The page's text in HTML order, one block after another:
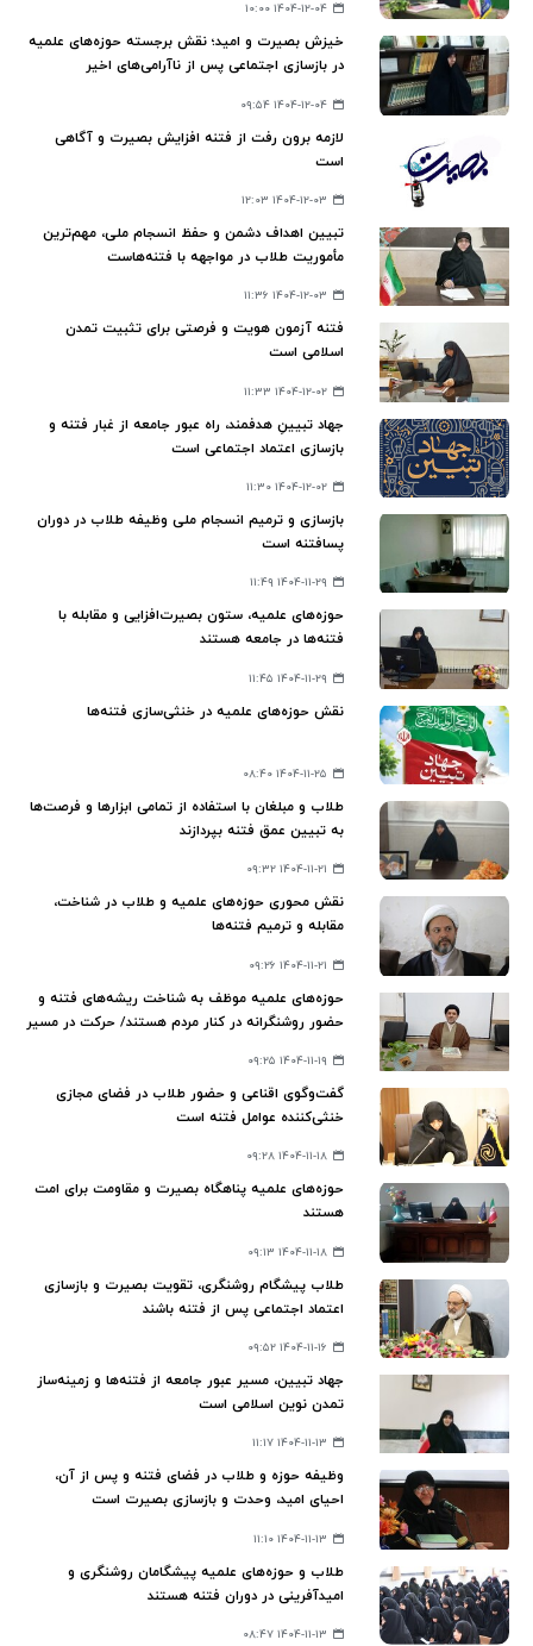
۱۴۰۴-۱۲-۰۴ ۱۰:۰۰
خیزش بصیرت و امید؛ نقش برجسته حوزه‌های علمیه
در بازسازی اجتماعی پس از ناآرامی‌های اخیر
۱۴۰۴-۱۲-۰۴ ۰۹:۵۴
لازمه برون رفت از فتنه افزایش بصیرت و آگاهی
است
۱۴۰۴-۱۲-۰۳ ۱۲:۰۳
تبیین اهداف دشمن و حفظ انسجام ملی، مهم‌ترین
مأموریت طلاب در مواجهه با فتنه‌هاست
۱۴۰۴-۱۲-۰۳ ۱۱:۳۶
فتنه آزمون هویت و فرصتی برای تثبیت تمدن
اسلامی است
۱۴۰۴-۱۲-۰۲ ۱۱:۳۳
جهاد تبیینِ هدفمند، راه عبور جامعه از غبار فتنه و
بازسازی اعتماد اجتماعی است
۱۴۰۴-۱۲-۰۲ ۱۱:۳۰
بازسازی و ترمیم انسجام ملی وظیفه طلاب در دوران
پسافتنه است
۱۴۰۴-۱۱-۲۹ ۱۱:۴۹
حوزه‌های علمیه، ستون بصیرت‌افزایی و مقابله با
فتنه‌ها در جامعه هستند
۱۴۰۴-۱۱-۲۹ ۱۱:۴۵
نقش حوزه‌های علمیه در خنثی‌سازی فتنه‌ها
۱۴۰۴-۱۱-۲۵ ۰۸:۴۰
طلاب و مبلغان با استفاده از تمامی ابزارها و فرصت‌ها
به تبیین عمق فتنه بپردازند
۱۴۰۴-۱۱-۲۱ ۰۹:۳۲
نقش محوری حوزه‌های علمیه و طلاب در شناخت،
مقابله و ترمیم فتنه‌ها
۱۴۰۴-۱۱-۲۱ ۰۹:۲۶
حوزه‌های علمیه موظف به شناخت ریشه‌های فتنه و
حضور روشنگرانه در کنار مردم هستند/ حرکت در مسیر
آگاهی‌بخشی
۱۴۰۴-۱۱-۱۹ ۰۹:۲۵
گفت‌وگوی اقناعی و حضور طلاب در فضای مجازی
خنثی‌کننده عوامل فتنه است
۱۴۰۴-۱۱-۱۸ ۰۹:۲۸
حوزه‌های علمیه پناهگاه بصیرت و مقاومت برای امت
هستند
۱۴۰۴-۱۱-۱۸ ۰۹:۱۳
طلاب پیشگام روشنگری، تقویت بصیرت و بازسازی
اعتماد اجتماعی پس از فتنه باشند
۱۴۰۴-۱۱-۱۶ ۰۹:۵۲
جهاد تبیین، مسیر عبور جامعه از فتنه‌ها و زمینه‌ساز
تمدن نوین اسلامی است
۱۴۰۴-۱۱-۱۳ ۱۱:۱۷
وظیفه‌ حوزه و طلاب در فضای فتنه و پس از آن،
احیای امید، وحدت و بازسازی بصیرت است
۱۴۰۴-۱۱-۱۳ ۱۱:۱۰
طلاب و حوزه‌های علمیه پیشگامان روشنگری و
امیدآفرینی در دوران فتنه هستند
۱۴۰۴-۱۱-۱۳ ۰۸:۴۷